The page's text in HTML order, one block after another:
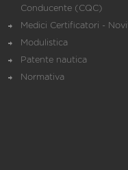
Conducente (CQC)
Medici Certificatori -
Modulistica
Patente nautica
Normativa